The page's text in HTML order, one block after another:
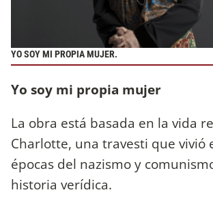
YO SOY MI PROPIA MUJER.
Yo soy mi propia mujer
La obra está basada en la vida
Charlotte, una travesti que vivió
épocas del nazismo y
historia verídica.